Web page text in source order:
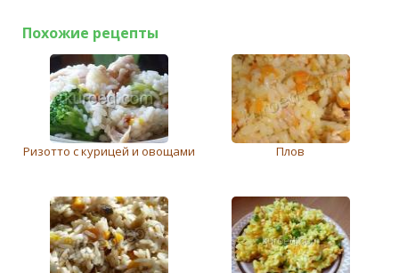
Похожие рецепты
Ризотто с курицей и овощами Плов